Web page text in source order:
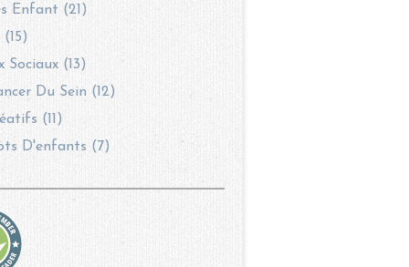
Enfant (21)
Sociaux (13)
Du Sein (12)
(11)
D'enfants (7)